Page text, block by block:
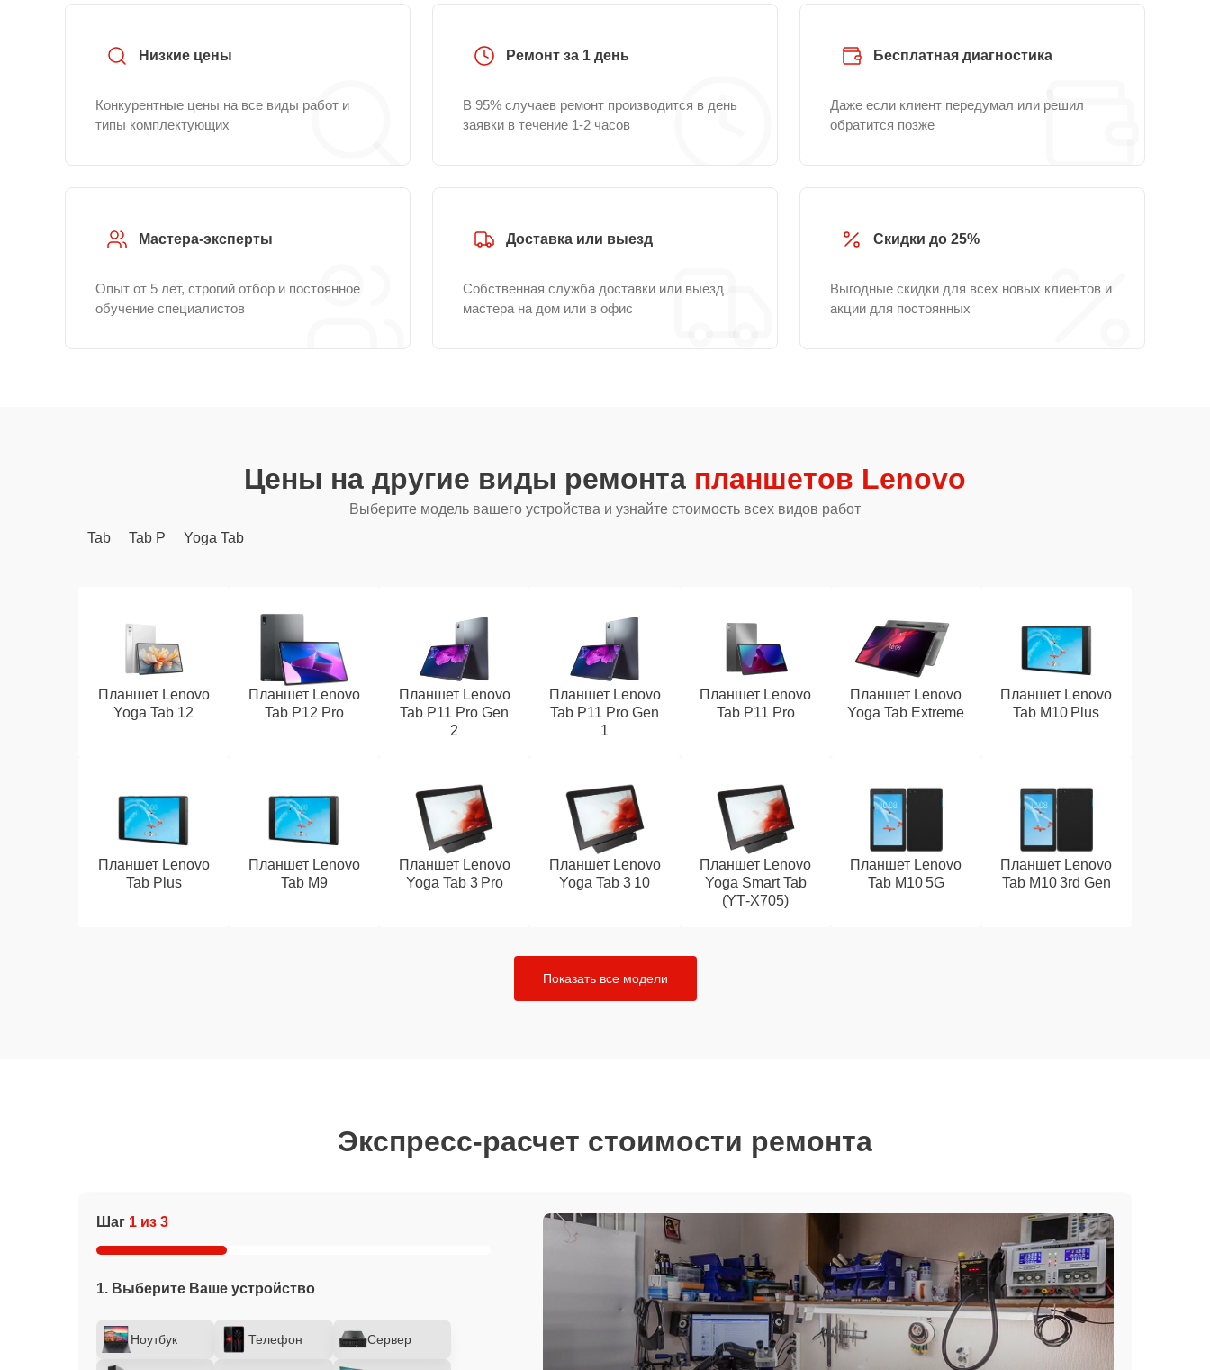
Низкие цены
Конкурентные цены на все виды работ и
типы комплектующих
Ремонт за 1 день
В 95% случаев ремонт производится в день
заявки в течение 1-2 часов
Бесплатная диагностика
Даже если клиент передумал или решил
обратится позже
Мастера-эксперты
Опыт от 5 лет, строгий отбор и постоянное
обучение специалистов
Доставка или выезд
Собственная служба доставки или выезд
мастера на дом или в офис
Скидки до 25%
Выгодные скидки для всех новых клиентов и
акции для постоянных
Цены на другие виды ремонта планшетов Lenovo
Выберите модель вашего устройства и узнайте стоимость всех видов работ
Tab
Tab P Yoga Tab
Планшет Lenovo
Yoga Tab 12
Планшет Lenovo
Tab P12 Pro
Планшет Lenovo
Tab P11 Pro Gen
2
Планшет Lenovo
Tab P11 Pro Gen
1
Планшет Lenovo
Tab P11 Pro
Планшет Lenovo
Yoga Tab Extreme
Планшет Lenovo
Tab M10 Plus
Планшет Lenovo
Tab Plus
Планшет Lenovo
Tab M9
Планшет Lenovo
Yoga Tab 3 Pro
Планшет Lenovo
Yoga Tab 3 10
Планшет Lenovo
Yoga Smart Tab
(YT‑X705)
Планшет Lenovo
Tab M10 5G
Планшет Lenovo
Tab M10 3rd Gen
Показать все модели
Экспресс-расчет стоимости ремонта
Шаг 1 из 3
1. Выберите Ваше устройство
Ноутбук Телефон Сервер